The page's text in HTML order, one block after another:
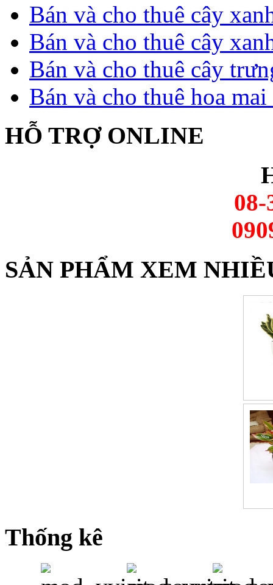
Bán và cho thuê cây
Bán và cho thuê cây
Bán và cho thuê cây
Bán và cho thuê hoa mai
HỖ TRỢ ONLINE
08-
SẢN PHẨM XEM
Thống kê